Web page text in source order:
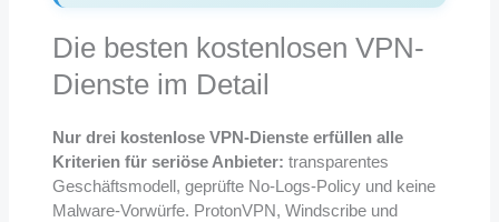
Die besten kostenlosen VPN-
Dienste im Detail
Nur drei kostenlose VPN-Dienste erfüllen alle
Kriterien für seriöse Anbieter: transparentes
Geschäftsmodell, geprüfte No-Logs-Policy und keine
Malware-Vorwürfe. ProtonVPN, Windscribe und